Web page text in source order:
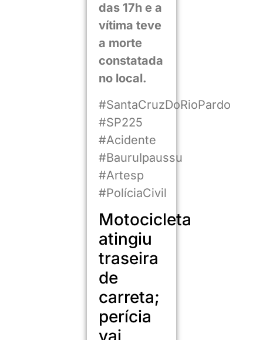
das 17h e a
vítima teve
a morte
constatada
no local.
#SantaCruzDoRioPardo
#SP225
#Acidente
#BauruIpaussu
#Artesp
#PolíciaCivil
Motocicleta
atingiu
traseira
de
carreta;
perícia
vai